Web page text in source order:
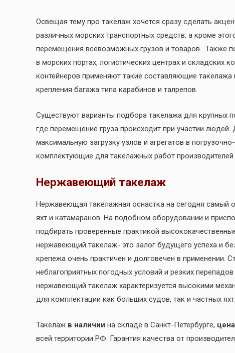
Освещая тему про такелаж хочется сразу сделать
различных морских транспортных средств, а кроме
перемещения всевозможных грузов и товаров. Также
в морских портах, логистических центрах и складских
контейнеров применяют такие составляющие
крепления багажа типа карабинов и талрепов.
Существуют варианты подбора такелажа для крупных
где перемещение груза происходит при участии
максимальную загрузку узлов и агрегатов в
комплектующие для такелажных работ
Нержавеющий такелаж
Нержавеющая такелажная оснастка на сегодня самый
яхт и катамаранов. На подобном оборудовании и
подбирать проверенные практикой
нержавеющий такелаж- это залог будущего успеха и
крепежа очень практичен и долговечен в
неблагоприятных погодных условий и резких
нержавеющий такелаж характеризуется высокими
для комплектации как больших судов, так и частных
Такелаж в наличии на складе в Санкт-Петербурге, цена
всей территории РФ. Гарантия качества от